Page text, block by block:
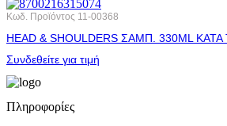
Κωδ. Προϊόντος 11-00368
HEAD & SHOULDERS ΣΑΜΠ. 330ML
Συνδεθείτε για τιμή
Πληροφορίες